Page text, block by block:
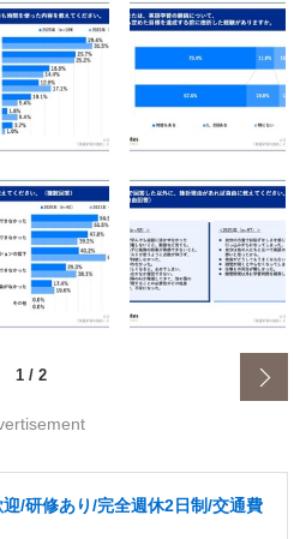
1 / 2
/研修あり/完全週休2日制/交通費